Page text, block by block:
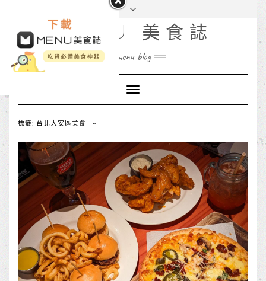
MENU 美食誌
menu blog
Toggle
Navigation
標籤: 台北大安區美食